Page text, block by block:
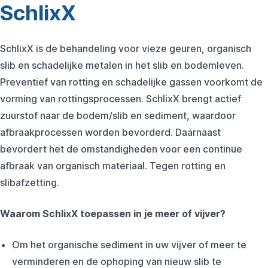
SchlixX
SchlixX is de behandeling voor vieze geuren, organisch
slib en schadelijke metalen in het slib en bodemleven.
Preventief van rotting en schadelijke gassen voorkomt de
vorming van rottingsprocessen. SchlixX brengt actief
zuurstof naar de bodem/slib en sediment, waardoor
afbraakprocessen worden bevorderd. Daarnaast
bevordert het de omstandigheden voor een continue
afbraak van organisch materiaal. Tegen rotting en
slibafzetting.
Waarom SchlixX toepassen in je meer of vijver?
Om het organische sediment in uw vijver of meer te
verminderen en de ophoping van nieuw slib te